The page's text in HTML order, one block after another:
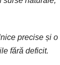
precise și o
fără deficit.